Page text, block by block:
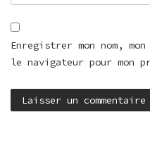
Enregistrer mon nom,
le navigateur pour mon